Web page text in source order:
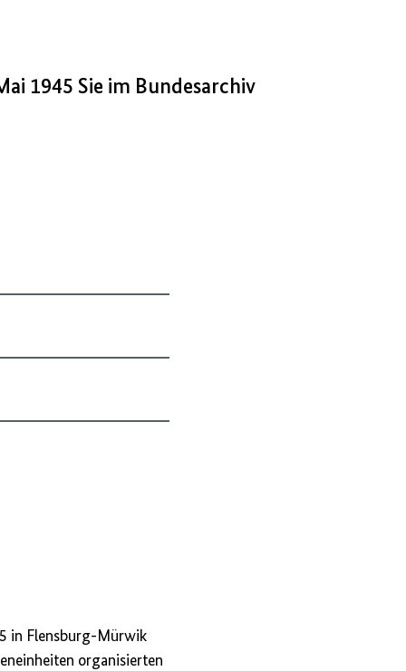
1945 Sie im Bundesarchiv
in Flensburg-Mürwik
organisierten